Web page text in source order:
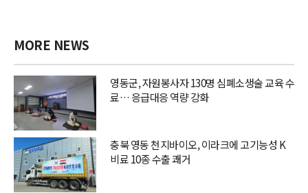
MORE NEWS
영동군, 자원봉사자 130명 심폐소생술 교육 수
료… 응급대응 역량 강화
충북 영동 천지바이오, 이라크에 고기능성 K
비료 10종 수출 쾌거